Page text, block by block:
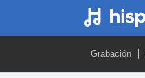
Grabación